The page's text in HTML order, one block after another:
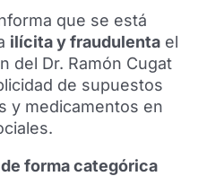
que se está
ilícita y fraudulenta el
del Dr. Ramón Cugat
de supuestos
y medicamentos en
forma categórica